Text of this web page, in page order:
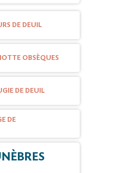
DE DEUIL
OBSÈQUES
DE DEUIL
DE